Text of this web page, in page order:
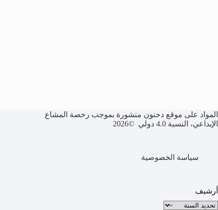
المواد على موقع دحنون منشورة بموجب رخصة المشاع
الإبداعي، النسبة 4.0 دولي ©2026
سياسة الخصوصية
أرشيف
الأرشيف